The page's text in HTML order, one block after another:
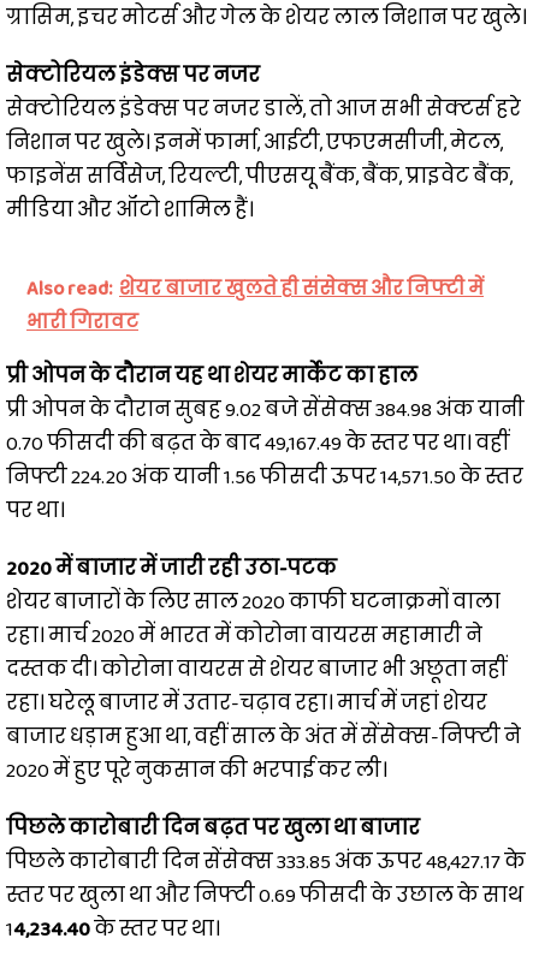
ग्रासिम, इचर मोटर्स और गेल के शेयर लाल निशान पर खुले।
सेक्टोरियल इंडेक्स पर नजर
सेक्टोरियल इंडेक्स पर नजर डालें, तो आज सभी सेक्टर्स हरे
निशान पर खुले। इनमें फार्मा, आईटी, एफएमसीजी, मेटल,
फाइनेंस सर्विसेज, रियल्टी, पीएसयू बैंक, बैंक, प्राइवेट बैंक,
मीडिया और ऑटो शामिल हैं।
Also read: शेयर बाजार खुलते ही संसेक्स और निफ्टी में
भारी गिरावट
प्री ओपन के दौरान यह था शेयर मार्केट का हाल
प्री ओपन के दौरान सुबह 9.02 बजे सेंसेक्स 384.98 अंक यानी
0.70 फीसदी की बढ़त के बाद 49,167.49 के स्तर पर था। वहीं
निफ्टी 224.20 अंक यानी 1.56 फीसदी ऊपर 14,571.50 के स्तर
पर था।
2020 में बाजार में जारी रही उठा-पटक
शेयर बाजारों के लिए साल 2020 काफी घटनाक्रमों वाला
रहा। मार्च 2020 में भारत में कोरोना वायरस महामारी ने
दस्तक दी। कोरोना वायरस से शेयर बाजार भी अछूता नहीं
रहा। घरेलू बाजार में उतार-चढ़ाव रहा। मार्च में जहां शेयर
बाजार धड़ाम हुआ था, वहीं साल के अंत में सेंसेक्स-निफ्टी ने
2020 में हुए पूरे नुकसान की भरपाई कर ली।
पिछले कारोबारी दिन बढ़त पर खुला था बाजार
पिछले कारोबारी दिन सेंसेक्स 333.85 अंक ऊपर 48,427.17 के
स्तर पर खुला था और निफ्टी 0.69 फीसदी के उछाल के साथ
14,234.40के स्तर पर था।